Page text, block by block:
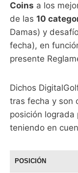
Coins a los
de las10
Damas) y
fecha), en
presente
Dichos
tras fecha y son
posición lograda
teniendo en
POSICIÓN